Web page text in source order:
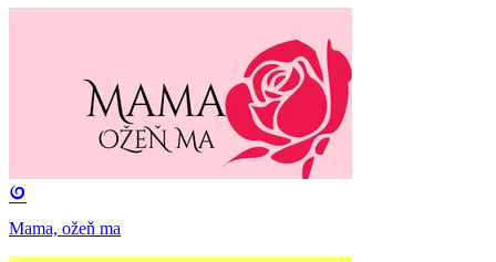
Mama, ožeň ma